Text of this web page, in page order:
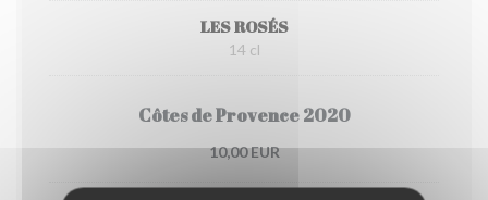
LES ROSÉS
14 cl
Côtes de Provence 2020
10,00 EUR